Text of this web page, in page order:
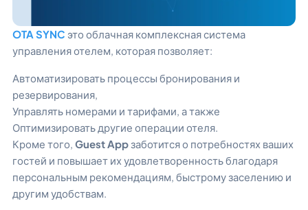
OTA SYNC это облачная комплексная система
управления отелем, которая позволяет:
Автоматизировать процессы бронирования и
резервирования,
Управлять номерами и тарифами, а также
Оптимизировать другие операции отеля.
Кроме того, Guest Appзаботится о потребностях ваших
гостей и повышает их удовлетворенность благодаря
персональным рекомендациям, быстрому заселению и
другим удобствам.